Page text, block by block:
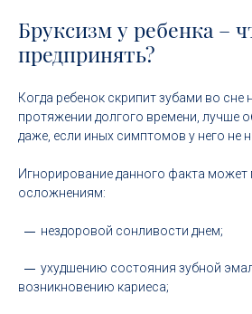
Бруксизм у ребенка –
предпринять?
Когда ребенок скрипит зубами во сне
протяжении долгого времени, лучше
даже, если иных симптомов у него не
Игнорирование данного факта может
осложнениям:
нездоровой сонливости днем;
ухудшению состояния зубной
возникновению кариеса;